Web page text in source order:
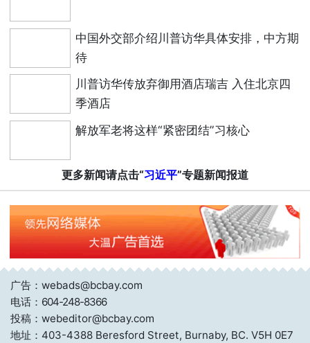
中国外交部介绍川普访华具体安排，中方期
待
川普访华传放弃御用酒店瑞吉 入住北京四
季酒店
解放军老将这样“紧密团结”习核心
更多新闻请点击“习近平”专题新闻报道
广告：webads@bcbay.com
电话： 604-248-8366
投稿：webeditor@bcbay.com
地址：403-4388 Beresford Street, Burnaby, BC. V5H 0E7